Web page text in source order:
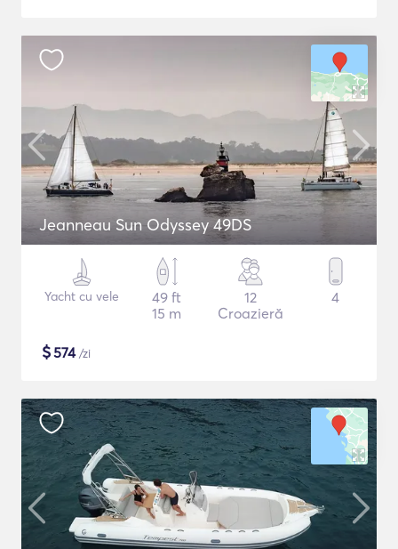
Jeanneau Sun Odyssey 49DS
Yacht cu vele
49 ft
15 m
12
Croazieră
4
$574/zi